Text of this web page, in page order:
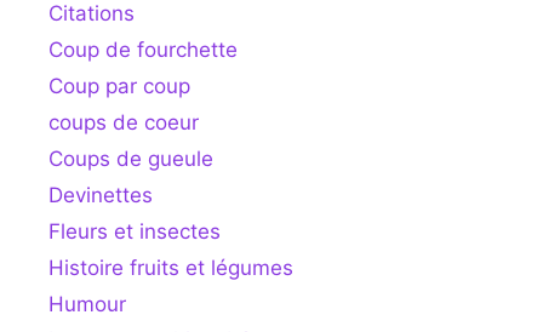
Citations
Coup de fourchette
Coup par coup
coups de coeur
Coups de gueule
Devinettes
Fleurs et insectes
Histoire fruits et légumes
Humour